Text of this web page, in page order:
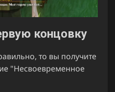
концовку
то вы получите
"Несвоевременное